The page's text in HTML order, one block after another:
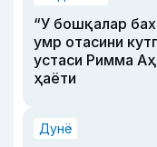
“У бошқалар
умр отасини
устаси Римма
ҳаёти
Дунё